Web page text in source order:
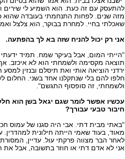
להתעסק עם זה כעת. הוא השמיע לי שירים
מזה שנים. לפחות התנחמתי בעובדה שהוא
שאכלתי בחיי. למחרת בבוקר, הוא צלצל
אני רק יכול להניח שזה בא לך בהפתעה.
"הייתי המום, אבל בעיקר שמח. תמיד ידעתי
תוצאה מקסימה ולשמחתי הוא לא איכזב.
ירדני הוציאה אותי ואת תיסלם ובנזין
חלפו להם בלי שנתקלנו אחד בשני. החלום
ולשמחתי, זה סופסוף התגשם".
עכשיו אפשר לומר שגם יגאל בשן הוא
חיבור טבעי עבורך?
"באתי מבית דתי. אבי היה סגנו של עמוס
לאחר הבר מצווה פרקתי עול. עדיין,
אני לא אדם דתי או חוזר בתשובה, אבל